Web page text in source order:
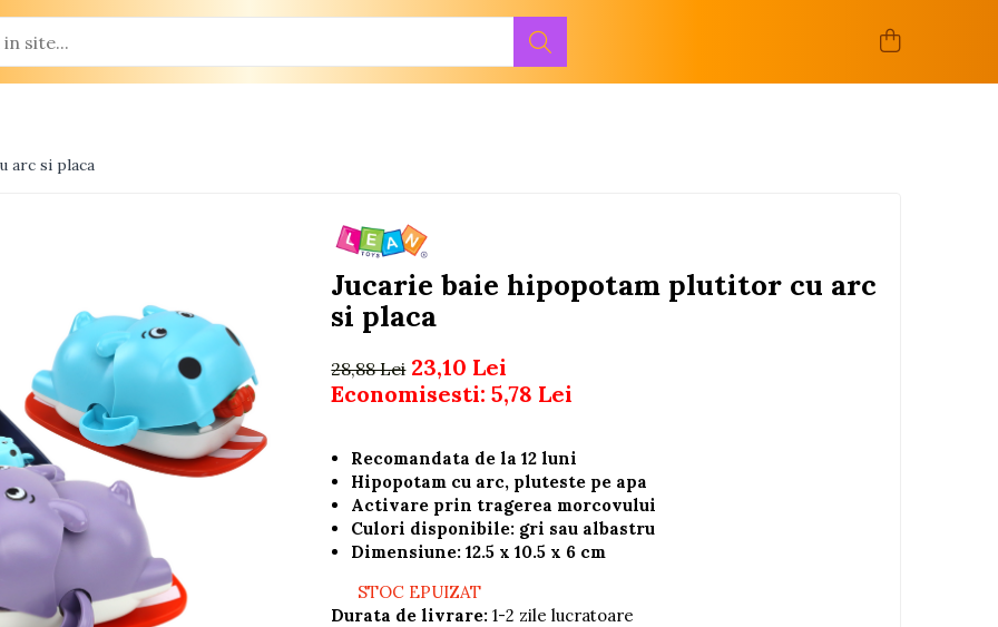
arc si placa
Jucarie baie hipopotam plutitor cu arc
si placa
28,88 Lei 23,10 Lei
Economisesti:5,78 Lei
Recomandata de la 12 luni
Hipopotam cu arc, pluteste pe apa
Activare prin tragerea morcovului
Culori disponibile: gri sau albastru
Dimensiune: 12.5 x 10.5 x 6 cm
STOC EPUIZAT
Durata de livrare: 1-2 zile lucratoare